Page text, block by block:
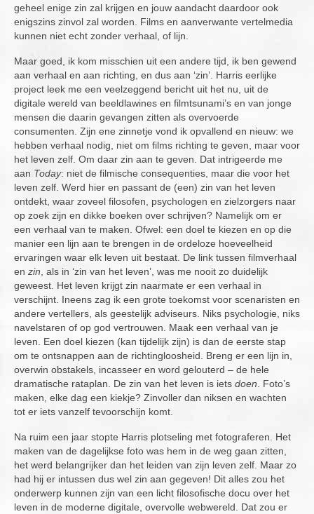
geheel enige zin zal krijgen en jouw aandacht daardoor ook
enigszins zinvol zal worden. Films en aanverwante vertelmedia
kunnen niet echt zonder verhaal, of lijn.
Maar goed, ik kom misschien uit een andere tijd, ik ben gewend
aan verhaal en aan richting, en dus aan ‘zin’. Harris eerlijke
project leek me een veelzeggend bericht uit het nu, uit de
digitale wereld van beeldlawines en filmtsunami’s en van jonge
mensen die daarin gevangen zitten als overvoerde
consumenten. Zijn ene zinnetje vond ik opvallend en nieuw: we
hebben verhaal nodig, niet om films richting te geven, maar voor
het leven zelf. Om daar zin aan te geven. Dat intrigeerde me
aan Today: niet de filmische consequenties, maar die voor het
leven zelf. Werd hier en passant de (een) zin van het leven
ontdekt, waar zoveel filosofen, psychologen en zielzorgers naar
op zoek zijn en dikke boeken over schrijven? Namelijk om er
een verhaal van te maken. Ofwel: een doel te kiezen en op die
manier een lijn aan te brengen in de ordeloze hoeveelheid
ervaringen waar elk leven uit bestaat. De link tussen filmverhaal
en zin , als in ‘zin van het leven’, was me nooit zo duidelijk
geweest. Het leven krijgt zin naarmate er een verhaal in
verschijnt. Ineens zag ik een grote toekomst voor scenaristen en
andere vertellers, als geestelijk adviseurs. Niks psychologie, niks
navelstaren of op god vertrouwen. Maak een verhaal van je
leven. Een doel kiezen (kan tijdelijk zijn) is dan de eerste stap
om te ontsnappen aan de richtingloosheid. Breng er een lijn in,
overwin obstakels, incasseer en word gelouterd – de hele
dramatische rataplan. De zin van het leven is iets doen . Foto’s
maken, elke dag een kiekje? Zinvoller dan niksen en wachten
tot er iets vanzelf tevoorschijn komt.
Na ruim een jaar stopte Harris plotseling met fotograferen. Het
maken van de dagelijkse foto was hem in de weg gaan zitten,
het werd belangrijker dan het leiden van zijn leven zelf. Maar zo
had hij er intussen dus wel zin aan gegeven! Dit alles zou het
onderwerp kunnen zijn van een licht filosofische docu over het
leven in de moderne digitale, overvolle webwereld. Dat zou er